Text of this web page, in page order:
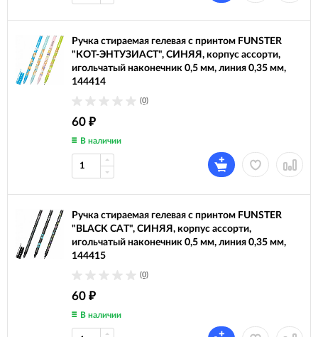
Ручка стираемая гелевая с принтом FUNSTER
"КОТ-ЭНТУЗИАСТ", СИНЯЯ, корпус ассорти,
игольчатый наконечник 0,5 мм, линия 0,35 мм,
144414
(0)
60 ₽
В наличии
Ручка стираемая гелевая с принтом FUNSTER
"BLACK CAT", СИНЯЯ, корпус ассорти,
игольчатый наконечник 0,5 мм, линия 0,35 мм,
144415
(0)
60 ₽
В наличии